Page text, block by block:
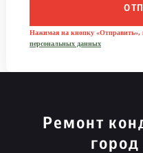
Нажимая на кнопку «Отправить»,
персональных данных
Ремонт